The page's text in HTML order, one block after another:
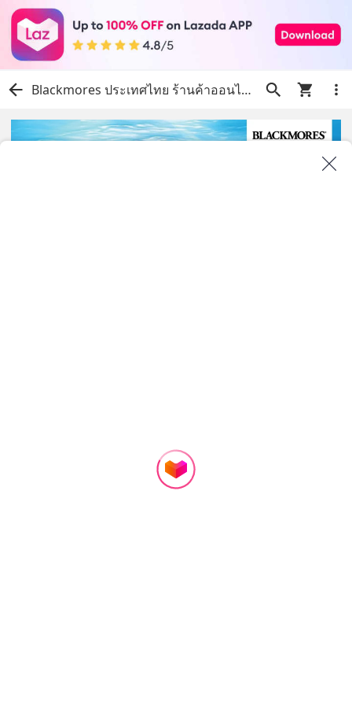
Blackmores ประเทศไทย ร้านค้าออนไลน์อย่างเป็นทางการ | ช้อปเลยบน Lazada